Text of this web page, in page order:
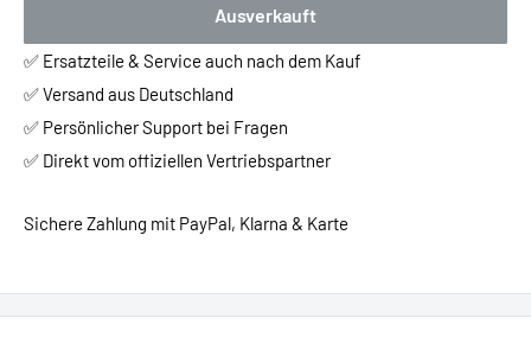
Ausverkauft
✅ Ersatzteile & Service auch nach dem Kauf
✅ Versand aus Deutschland
✅ Persönlicher Support bei Fragen
✅ Direkt vom offiziellen Vertriebspartner
Sichere Zahlung mit PayPal, Klarna & Karte